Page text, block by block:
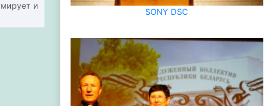
и
SONY DSC